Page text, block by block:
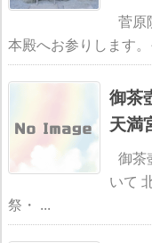
菅原
本殿へお参りします
御茶
天満
御茶
いて
祭・ ...